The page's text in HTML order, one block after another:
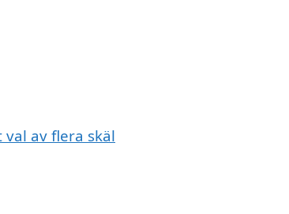
av flera skäl